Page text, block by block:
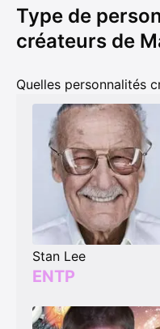
Type de
créateurs de
Quelles personnalités
Stan Lee
ENTP